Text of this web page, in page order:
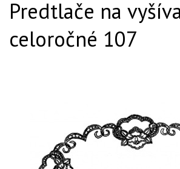
Predtlače na
celoročné 107